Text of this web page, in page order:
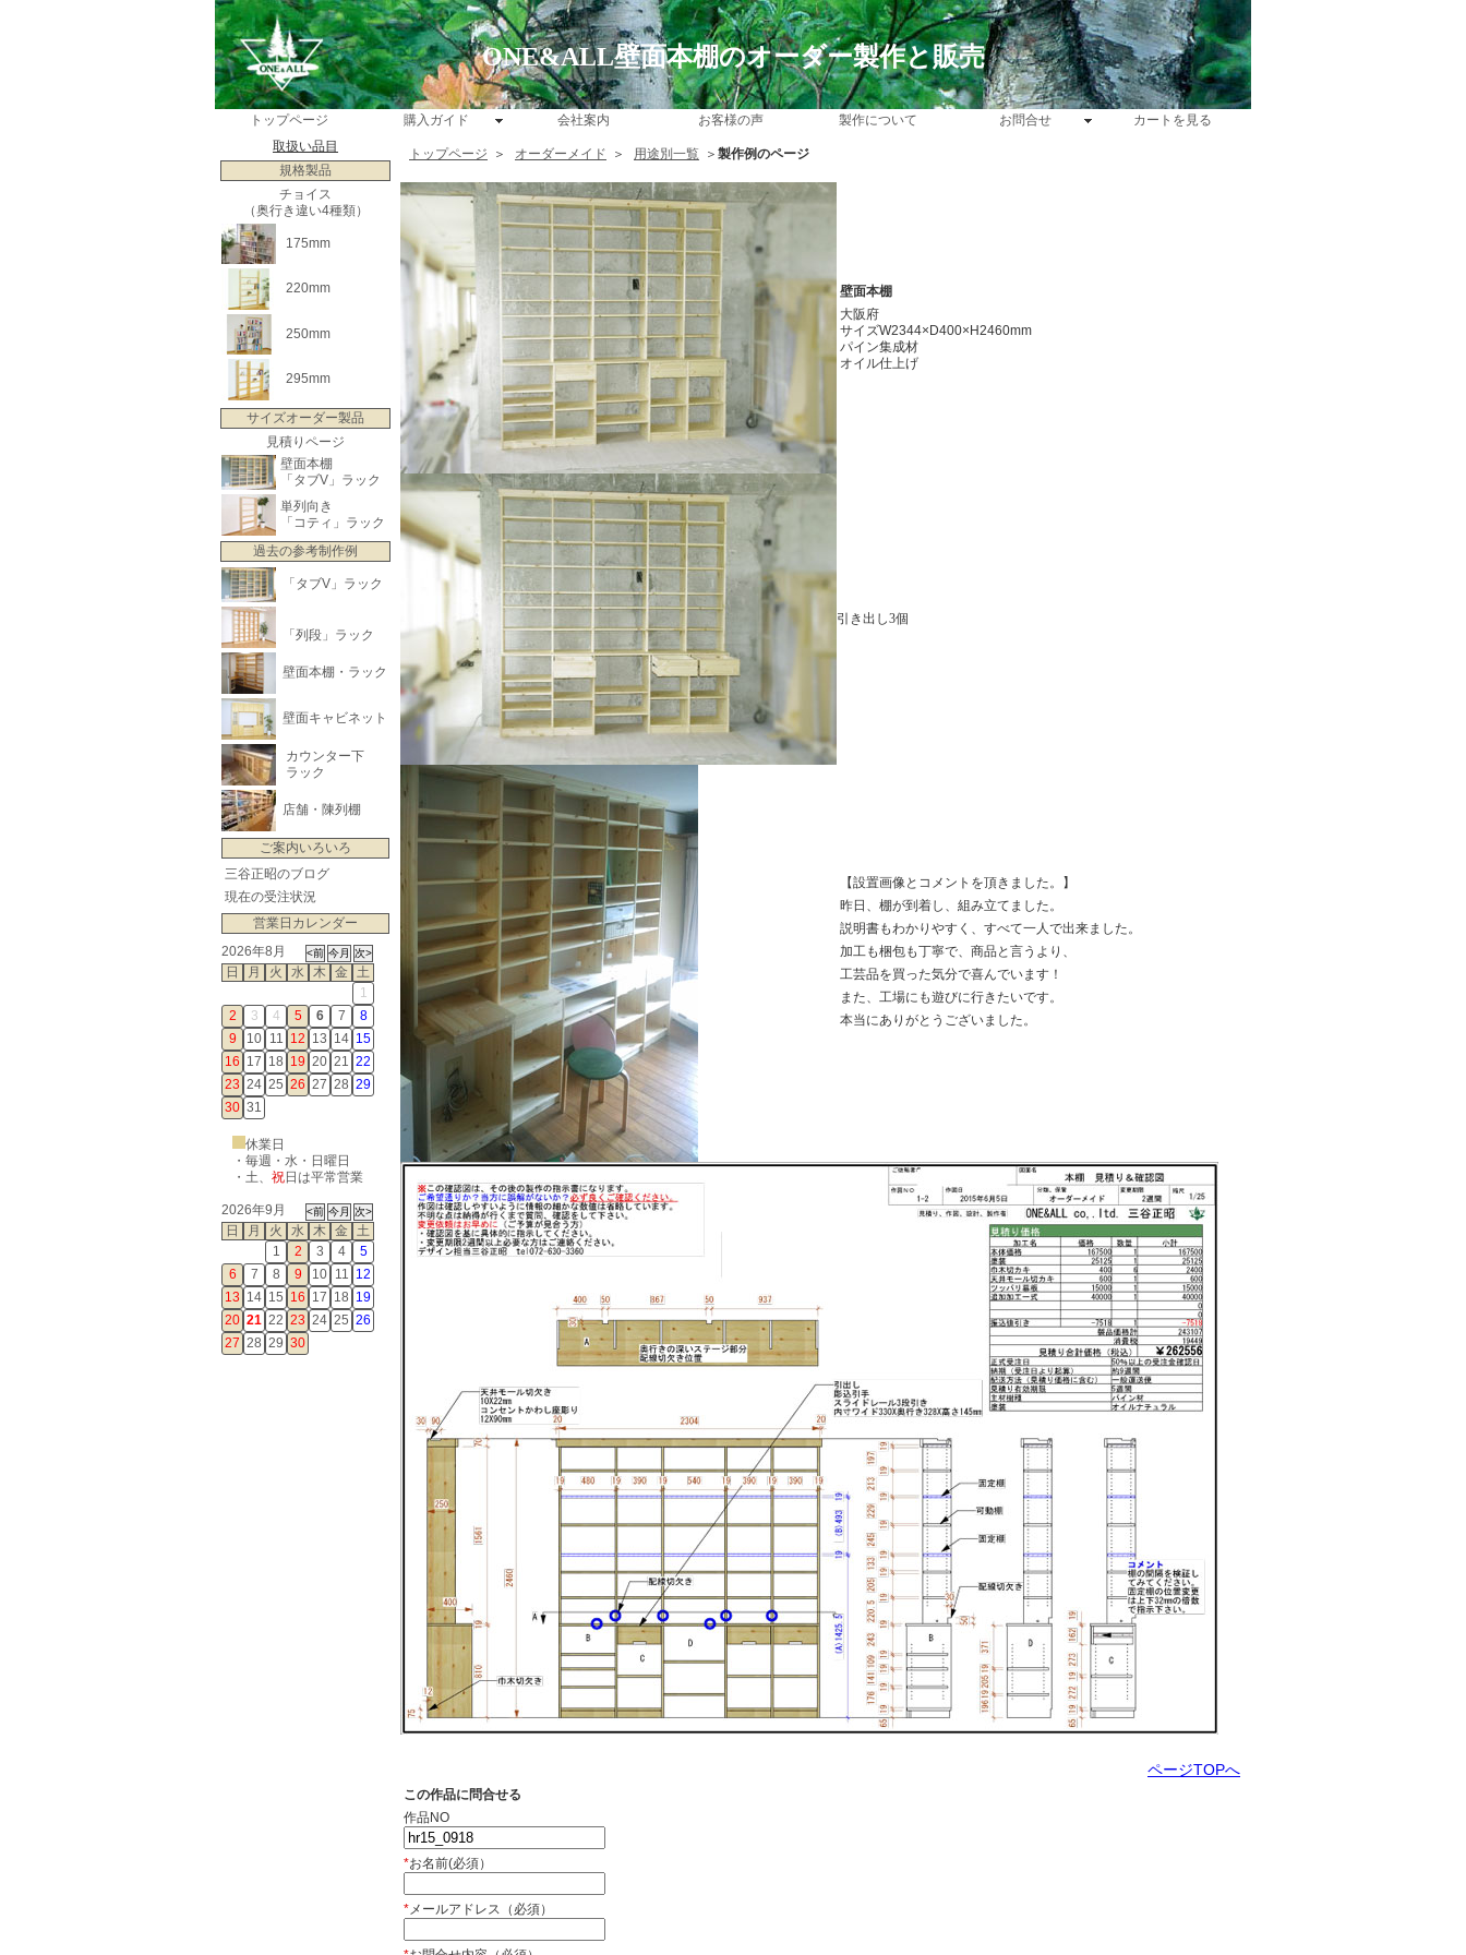
ONE&ALL壁面本棚のオーダー製作と販売
トップページ 購入ガイド 会社案内 お客様の声 製作について お問合せ
カートを見る
取扱い品目
規格製品
チョイス
（奥行き違い4種類）
175mm
220mm
250mm
295mm
サイズオーダー製品
見積りページ
壁面本棚
「タブV」ラック
単列向き
「コティ」ラック
過去の参考制作例
「タブV」ラック
「列段」ラック
壁面本棚・ラック
壁面キャビネット
カウンター下
ラック
店舗・陳列棚
ご案内いろいろ
三谷正昭のブログ
現在の受注状況
営業日カレンダー
2026年8月
日
月 火 水 木 金
土
1
2
3 4 5 6 7
8
9
10 11 12 13 14 15
16 17 18 19 20 21 22
23 24 25 26 27 28 29
30 31
休業日
・毎週・水・日曜日
・ 土、 祝日は平常営業
2026年9月
日
月 火 水 木 金
土
1
2 3 4
5
6
7 8 9 10 11 12
13 14 15 16 17 18 19
20 21 22 23 24 25 26
27 28 29 30
トップページ ＞ オーダーメイド ＞ 用途別一覧 ＞ 製作例のページ
壁面本棚
大阪府
サイズW2344×D400×H2460mm
パイン集成材
オイル仕上げ
引き出し3個
【設置画像とコメントを頂きました。】
昨日、棚が到着し、組み立てました。
説明書もわかりやすく、すべて一人で出来ました。
加工も梱包も丁寧で、商品と言うより、
工芸品を買った気分で喜んでいます！
また、工場にも遊びに行きたいです。
本当にありがとうございました。
ページTOPへ
この作品に問合せる
作品NO
*お名前(必須）
*メールアドレス（必須）